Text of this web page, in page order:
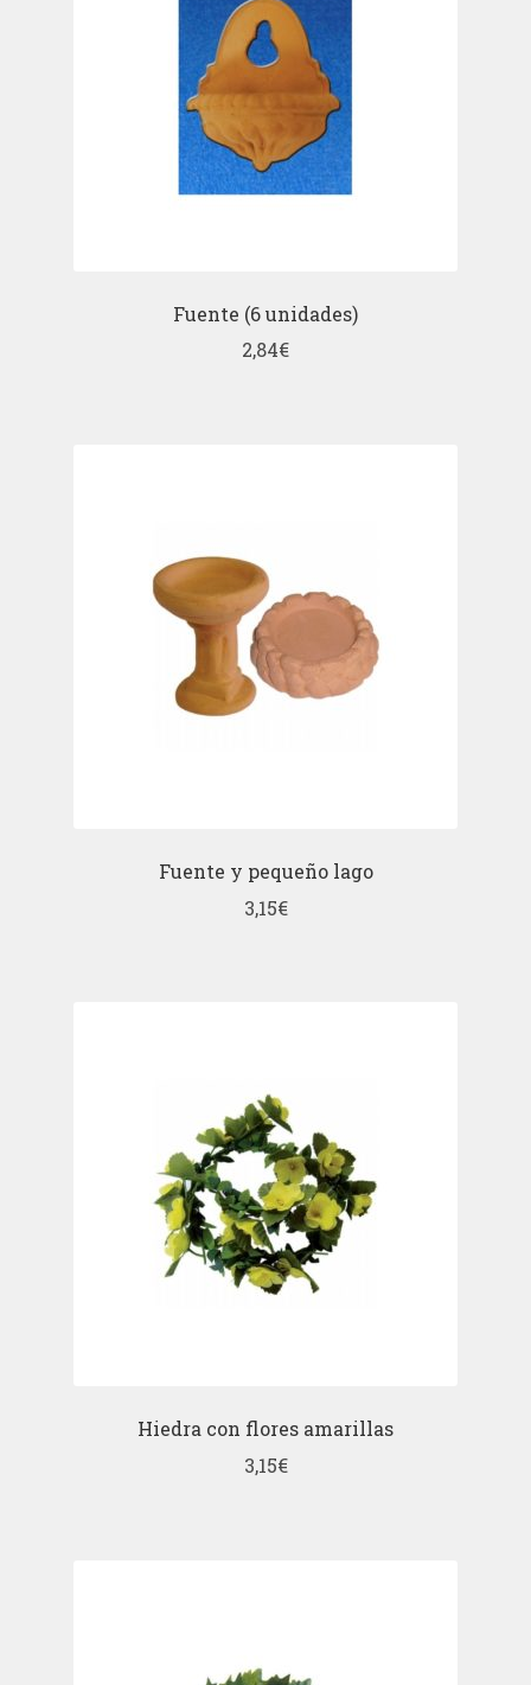
Fuente (6 unidades)
2,84€
Fuente y pequeño lago
3,15€
Hiedra con flores amarillas
3,15€